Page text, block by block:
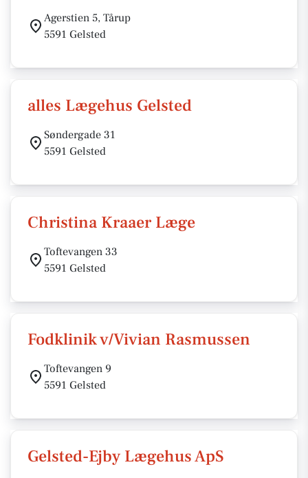
Agerstien 5, Tårup
5591 Gelsted
alles Lægehus Gelsted
Søndergade 31
5591 Gelsted
Christina Kraaer Læge
Toftevangen 33
5591 Gelsted
Fodklinik v/Vivian Rasmussen
Toftevangen 9
5591 Gelsted
Gelsted-Ejby Lægehus ApS